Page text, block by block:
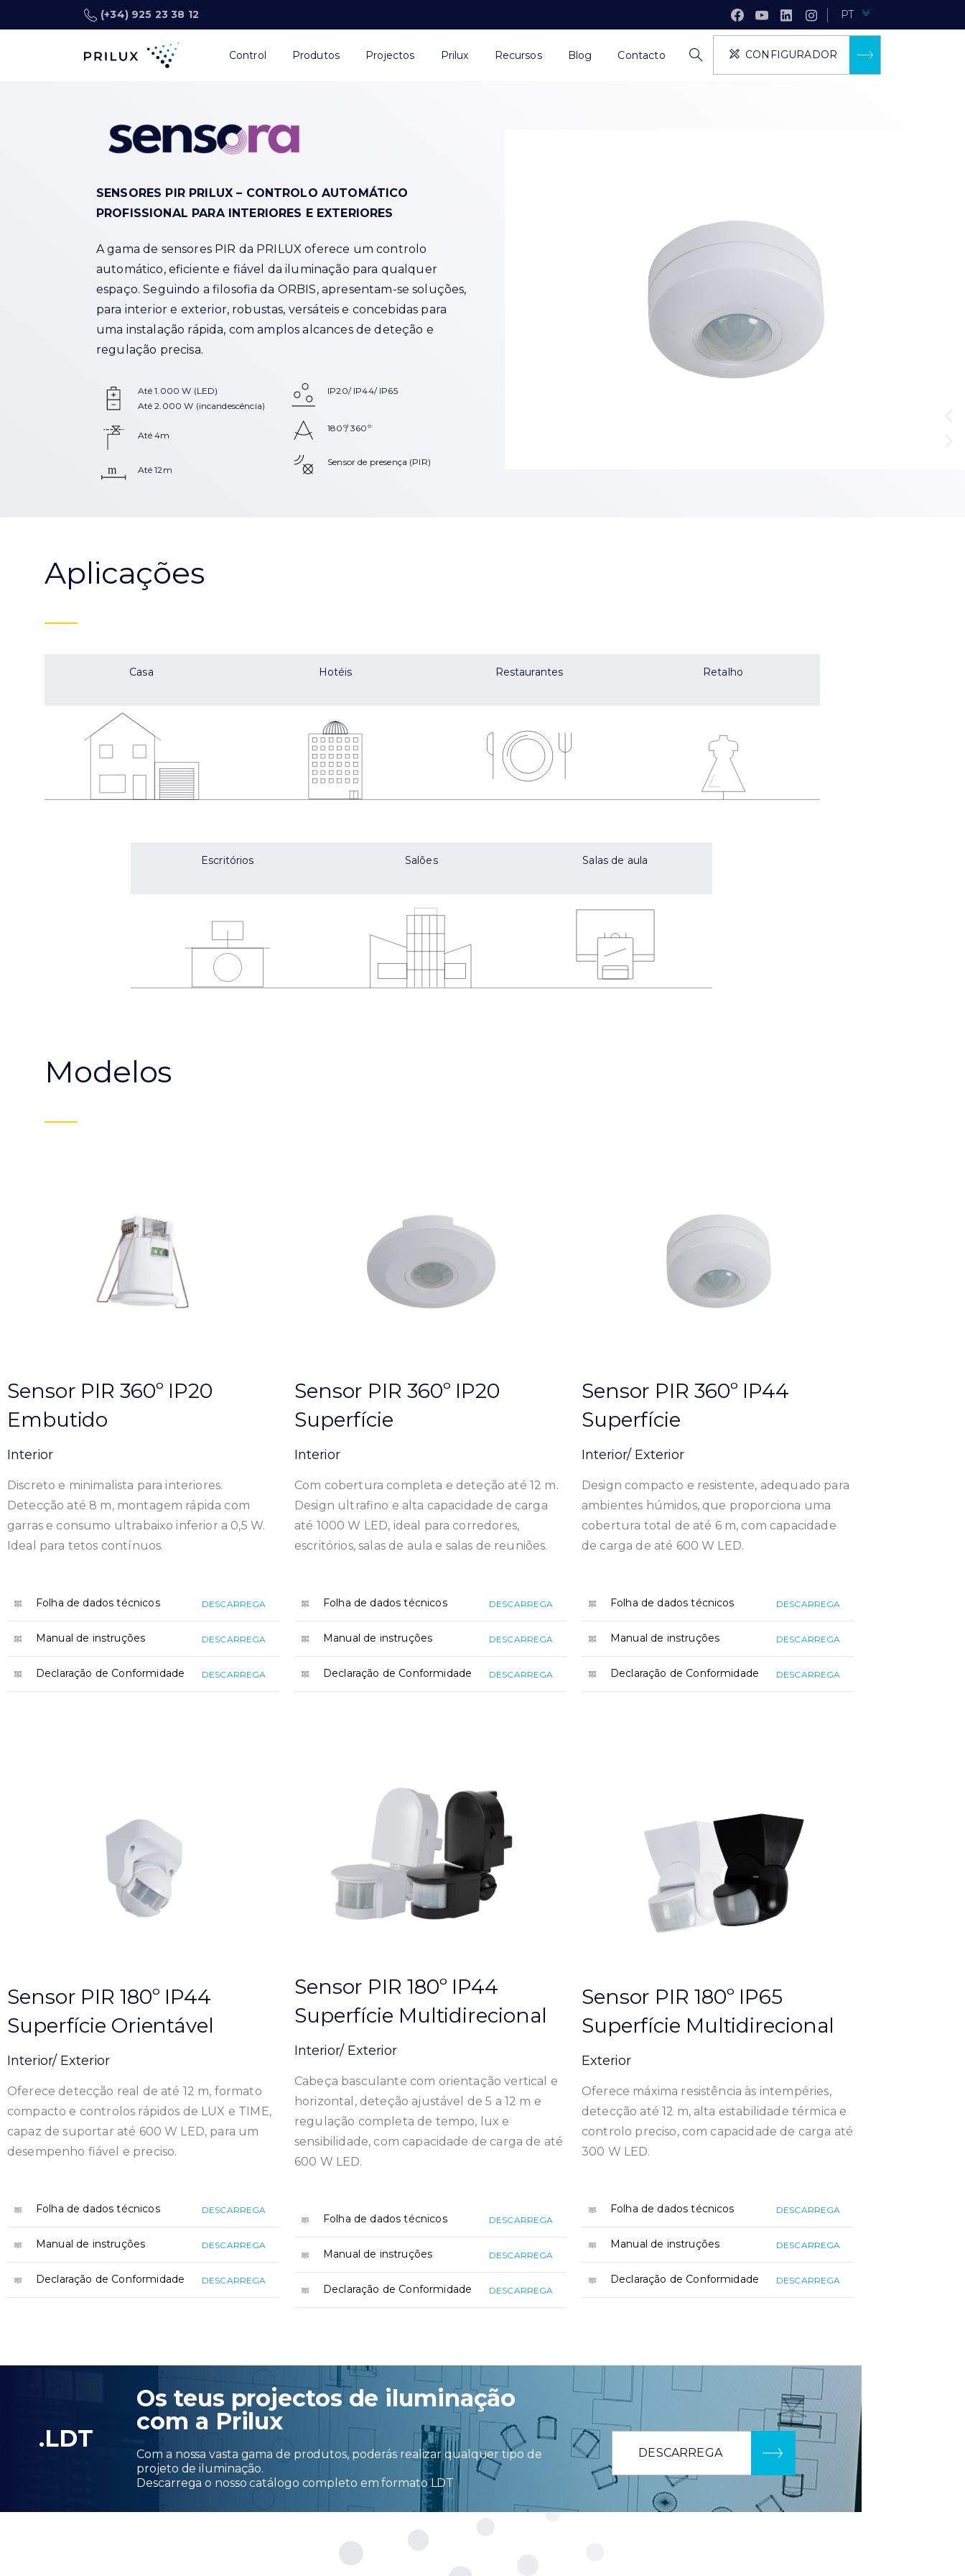
(+34) 925 23 38 12 PT
Control Produtos Projectos Prilux Recursos Blog Contacto CONFIGURADOR
SENSORES PIR PRILUX – CONTROLO AUTOMÁTICO
PROFISSIONAL PARA INTERIORES E EXTERIORES
A gama de sensores PIR da PRILUX oferece um controlo
automático, eficiente e fiável da iluminação para qualquer
espaço. Seguindo a filosofia da ORBIS, apresentam-se soluções,
para interior e exterior, robustas, versáteis e concebidas para
uma instalação rápida, com amplos alcances de deteção e
regulação precisa.
Até 1.000 W (LED)
Até 2.000 W (incandescência)
Até 4m
Até 12m
IP20/ IP44/ IP65
180º/ 360º
Sensor de presença (PIR)
Aplicações
Casa Hotéis Restaurantes Retalho
Escritórios Salões Salas de aula
Modelos
Sensor PIR 360º IP20
Embutido
Interior
Discreto e minimalista para interiores.
Detecção até 8 m, montagem rápida com
garras e consumo ultrabaixo inferior a 0,5 W.
Ideal para tetos contínuos.
Folha de dados técnicos DESCARREGA
Manual de instruções DESCARREGA
Declaração de Conformidade DESCARREGA
Sensor PIR 360º IP20
Superfície
Interior
Com cobertura completa e deteção até 12 m.
Design ultrafino e alta capacidade de carga
até 1000 W LED, ideal para corredores,
escritórios, salas de aula e salas de reuniões.
Folha de dados técnicos DESCARREGA
Manual de instruções DESCARREGA
Declaração de Conformidade DESCARREGA
Sensor PIR 360º IP44
Superfície
Interior/ Exterior
Design compacto e resistente, adequado para
ambientes húmidos, que proporciona uma
cobertura total de até 6 m, com capacidade
de carga de até 600 W LED.
Folha de dados técnicos DESCARREGA
Manual de instruções DESCARREGA
Declaração de Conformidade DESCARREGA
Sensor PIR 180º IP44
Superfície Orientável
Interior/ Exterior
Oferece detecção real de até 12 m, formato
compacto e controlos rápidos de LUX e TIME,
capaz de suportar até 600 W LED, para um
desempenho fiável e preciso.
Folha de dados técnicos DESCARREGA
Manual de instruções DESCARREGA
Declaração de Conformidade DESCARREGA
Sensor PIR 180º IP44
Superfície Multidirecional
Interior/ Exterior
Cabeça basculante com orientação vertical e
horizontal, deteção ajustável de 5 a 12 m e
regulação completa de tempo, lux e
sensibilidade, com capacidade de carga de até
600 W LED.
Folha de dados técnicos DESCARREGA
Manual de instruções DESCARREGA
Declaração de Conformidade DESCARREGA
Sensor PIR 180º IP65
Superfície Multidirecional
Exterior
Oferece máxima resistência às intempéries,
detecção até 12 m, alta estabilidade térmica e
controlo preciso, com capacidade de carga até
300 W LED.
Folha de dados técnicos DESCARREGA
Manual de instruções DESCARREGA
Declaração de Conformidade DESCARREGA
.LDT
Os teus projectos de iluminação
com a Prilux
Com a nossa vasta gama de produtos, poderás realizar qualquer tipo de
projeto de iluminação.
Descarrega o nosso catálogo completo em formato LDT
DESCARREGA